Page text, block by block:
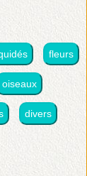
fleurs
oiseaux
divers